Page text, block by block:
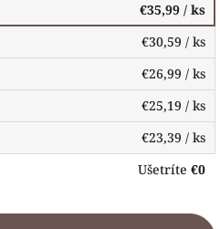
€35,99 / ks
€30,59 / ks
€26,99 / ks
€25,19 / ks
€23,39 / ks
Ušetríte €0